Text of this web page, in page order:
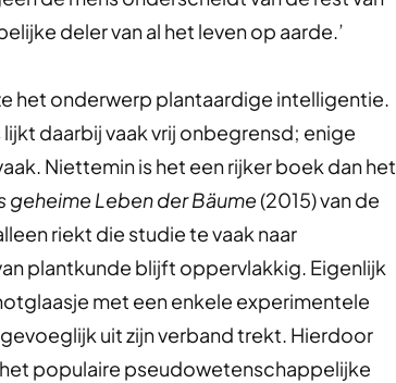
deler van al het leven op aarde.’
het onderwerp plantaardige intelligentie.
daarbij vaak vrij onbegrensd; enige
Niettemin is het een rijker boek dan het
geheime Leben der Bäume(2015) van de
riekt die studie te vaak naar
plantkunde blijft oppervlakkig. Eigenlijk
met een enkele experimentele
uit zijn verband trekt. Hierdoor
populaire pseudowetenschappelijke